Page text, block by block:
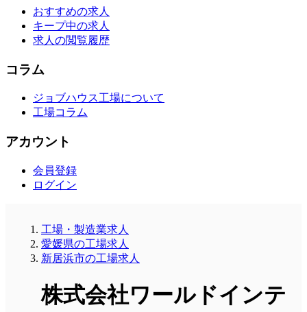
おすすめの求人
キープ中の求人
求人の閲覧履歴
コラム
ジョブハウス工場について
工場コラム
アカウント
会員登録
ログイン
工場・製造業求人
愛媛県の工場求人
新居浜市の工場求人
株式会社ワールドインテ